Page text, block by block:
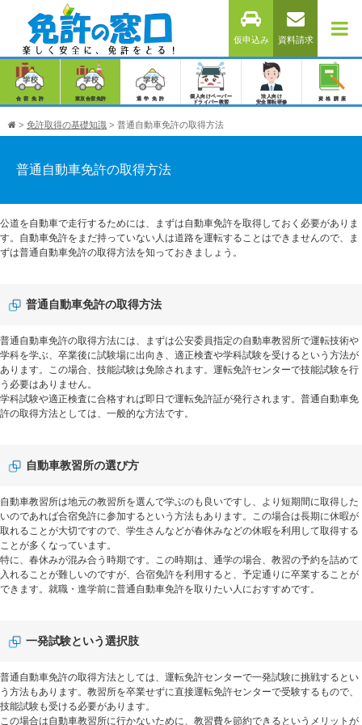
仮申込み 資料請求
合宿免許 東京合宿免許 通学免許
個人向けペーパー
ドライバー教習
法人向け
安全運転研修
資格講座
> 免許取得の基礎知識 > 普通自動車免許の取得方法
普通自動車免許の取得方法
公道を自動車で走行するためには、まずは自動車免許を取得しておく必要がありま
す。自動車免許をまだ持っていない人は道路を運転することはできませんので、ま
ずは普通自動車免許の取得方法を知っておきましょう。
普通自動車免許の取得方法
普通自動車免許の取得方法には、まずは公安委員指定の自動車教習所で運転技術や
学科を学ぶ、卒業後に試験場に出向き、適正検査や学科試験を受けるという方法が
あります。この場合、技能試験は免除されます。運転免許センターで技能試験を行
う必要はありません。
学科試験や適正検査に合格すれば即日で運転免許証が発行されます。普通自動車免
許の取得方法としては、一般的な方法です。
自動車教習所の選び方
自動車教習所は地元の教習所を選んで学ぶのも良いですし、より短期間に取得した
いのであれば合宿免許に参加するという方法もあります。この場合は長期に休暇が
取れることが大切ですので、学生さんなどが春休みなどの休暇を利用して取得する
ことが多くなっています。
特に、春休みが混み合う時期です。この時期は、通学の場合、教習の予約を詰めて
入れることが難しいのですが、合宿免許を利用すると、予定通りに卒業することが
できます。就職・進学前に普通自動車免許を取りたい人におすすめです。
一発試験という選択肢
普通自動車免許の取得方法としては、運転免許センターで一発試験に挑戦するとい
う方法もあります。教習所を卒業せずに直接運転免許センターで受験するもので、
技能試験も受ける必要があります。
この場合は自動車教習所に行かないために、教習費を節約できるというメリットが